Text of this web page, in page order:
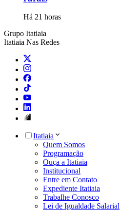
Há 21 horas
Grupo Itatiaia
Itatiaia Nas Redes
Itatiaia
Quem Somos
Programação
Ouça a Itatiaia
Institucional
Entre em Contato
Expediente Itatiaia
Trabalhe Conosco
Lei de Igualdade Salarial